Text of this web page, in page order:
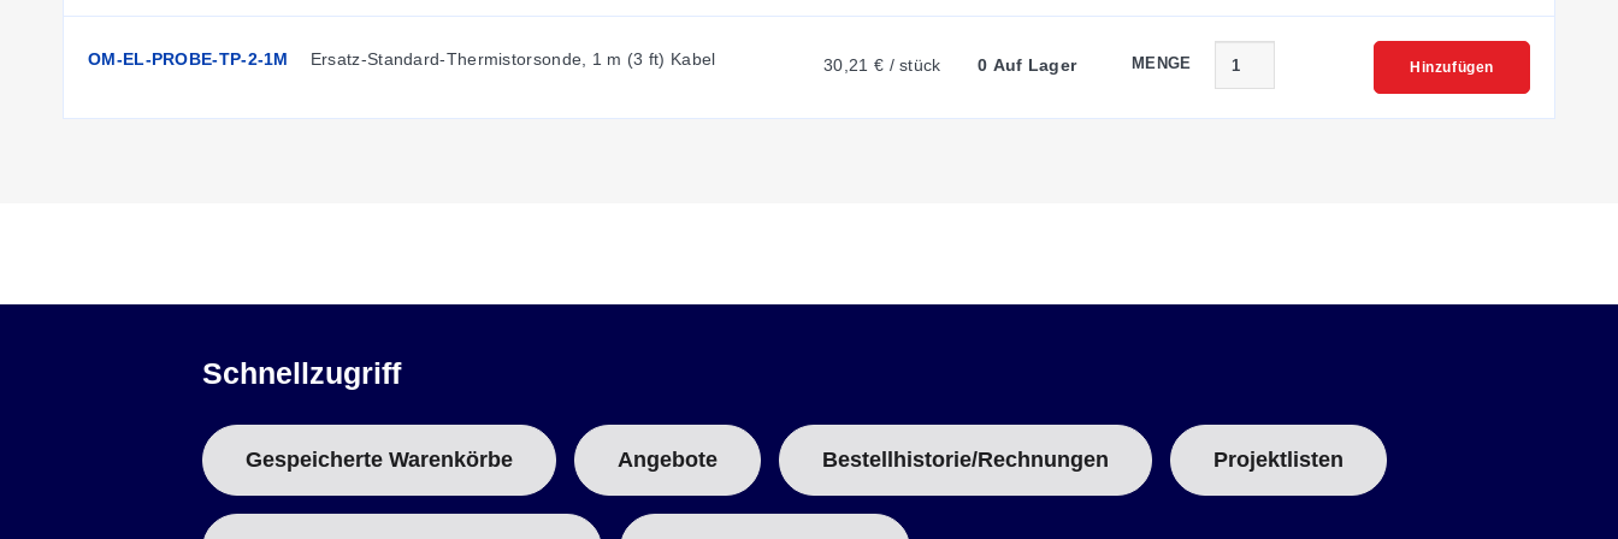
OM-EL-PROBE-TP-2-1M Ersatz-Standard-Thermistorsonde, 1 m (3 ft) Kabel 30,21 € / stück 0 Auf Lager MENGE Hinzufügen
Schnellzugriff
Gespeicherte Warenkörbe Angebote Bestellhistorie/Rechnungen Projektlisten